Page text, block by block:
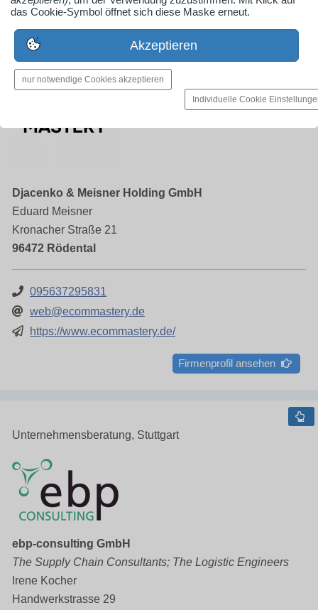
Versand, Coburg
Djacenko & Meisner Holding GmbH
Eduard Meisner
Kronacher Straße 21
96472 Rödental
095637295831
web@ecommastery.de
https://www.ecommastery.de/
Firmenprofil ansehen
Unternehmensberatung, Stuttgart
ebp-consulting GmbH
The Supply Chain Consultants; The Logistic Engineers
Irene Kocher
Handwerkstrasse 29
das Cookie-Symbol öffnet sich diese Maske erneut.
Akzeptieren
nur notwendige Cookies akzeptieren
Individuelle Cookie